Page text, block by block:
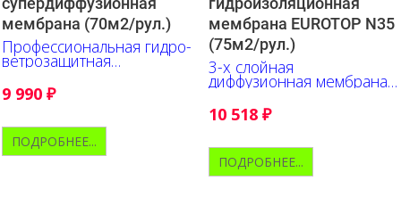
мембрана (70м2/рул.)
Профессиональная гидро-
ветрозащитная
супердиффузионная
мембрана
9 990 ₽
ПОДРОБНЕЕ...
мембрана EUROTOP N35
(75м2/рул.)
3-х слойная
диффузионная мембрана
из полипропилена
10 518 ₽
ПОДРОБНЕЕ...